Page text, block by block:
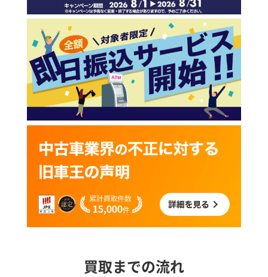
買取までの流れ